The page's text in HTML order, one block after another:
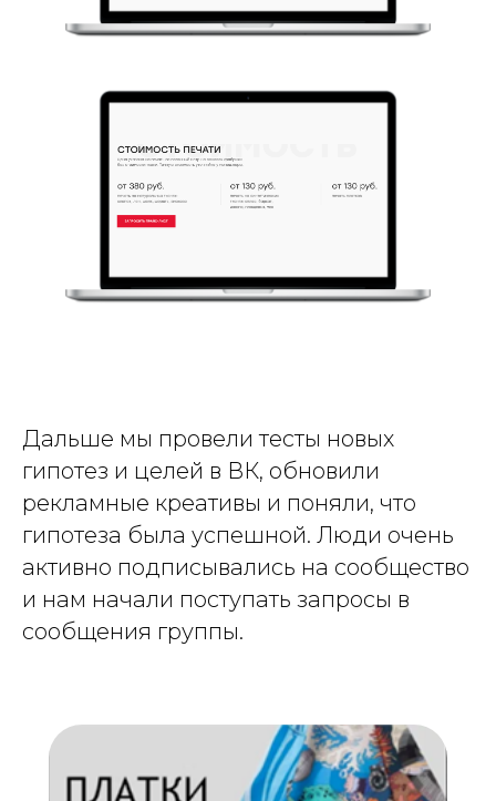
Дальше мы провели тесты новых
гипотез и целей в ВК, обновили
рекламные креативы и поняли, что
гипотеза была успешной. Люди очень
активно подписывались на сообщество
и нам начали поступать запросы в
сообщения группы.